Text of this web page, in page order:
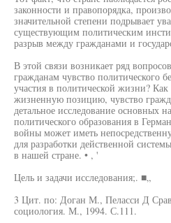
законности и правопорядка,
значительной степени подрывает
существующим политическим
разрыв между гражданами и
В этой связи возникает ряд
гражданам чувство политического
участия в политической жизни?
жизненную позицию, чувство
детальное исследование основных
политического образования в
войны может иметь
для разработки действенной
в нашей стране. • , '
Цель и задачи исследования;. ■„
3 Цит. по: Доган М., Пеласси Д
социология. М., 1994. С.111.